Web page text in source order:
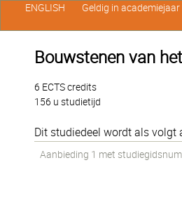
Bouwstenen van
6 ECTS credits
156 u studietijd
Dit studiedeel wordt als volgt
Aanbieding 1 met
ENGLISH Geldig in